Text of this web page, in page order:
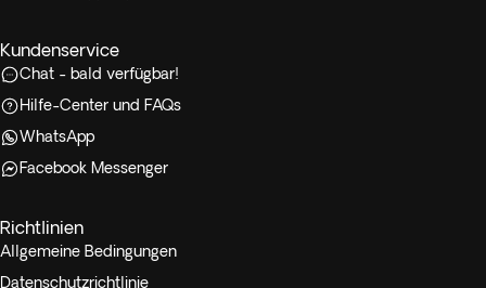
Kundenservice
Chat - bald verfügbar!
Hilfe-Center und FAQs
WhatsApp
Facebook Messenger
Richtlinien
Allgemeine Bedingungen
Datenschutzrichtlinie